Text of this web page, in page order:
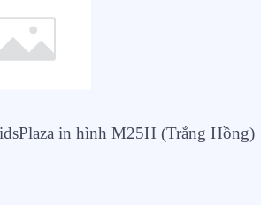
in hình M25H (Trắng Hồng)